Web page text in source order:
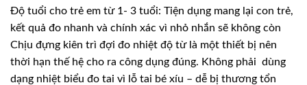
Độ tuổi cho trẻ em từ 1- 3 tuổi: Tiện dụng mang lại con trẻ,
kết quả đo nhanh và chính xác vì nhỏ nhắn sẽ không còn
Chịu đựng kiên trì đợi đo nhiệt độ từ là một thiết bị nên
thời hạn thế hệ cho ra công dụng đúng. Không phải dùng
dạng nhiệt biểu đo tai vì lỗ tai bé xíu – dễ bị thương tổn